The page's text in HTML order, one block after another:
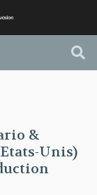
&
Unis)